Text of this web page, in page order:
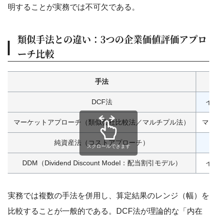
明することが実務では不可欠である。
類似手法との違い：3つの企業価値評価アプロ
ーチ比較
手法
DCF法 イ
マーケットアプローチ（類似会社比較法／マルチプル法） マ
純資産法（コストアプローチ）
DDM（Dividend Discount Model：配当割引モデル） イ
スクロールできます
実務では複数の手法を併用し、算定結果のレンジ（幅）を
比較することが一般的である。DCF法が理論的な「内在